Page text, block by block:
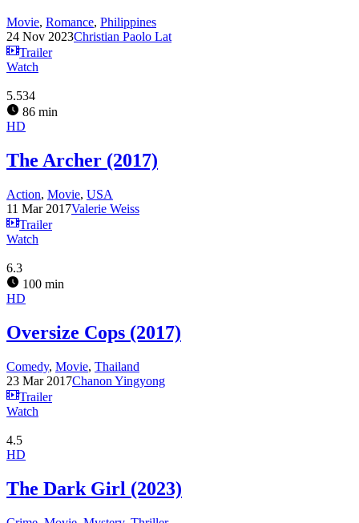
Movie, Romance, Philippines
24 Nov 2023Christian Paolo Lat
Trailer
Watch
5.534
86 min
HD
The Archer (2017)
Action, Movie, USA
11 Mar 2017Valerie Weiss
Trailer
Watch
6.3
100 min
HD
Oversize Cops (2017)
Comedy, Movie, Thailand
23 Mar 2017Chanon Yingyong
Trailer
Watch
4.5
HD
The Dark Girl (2023)